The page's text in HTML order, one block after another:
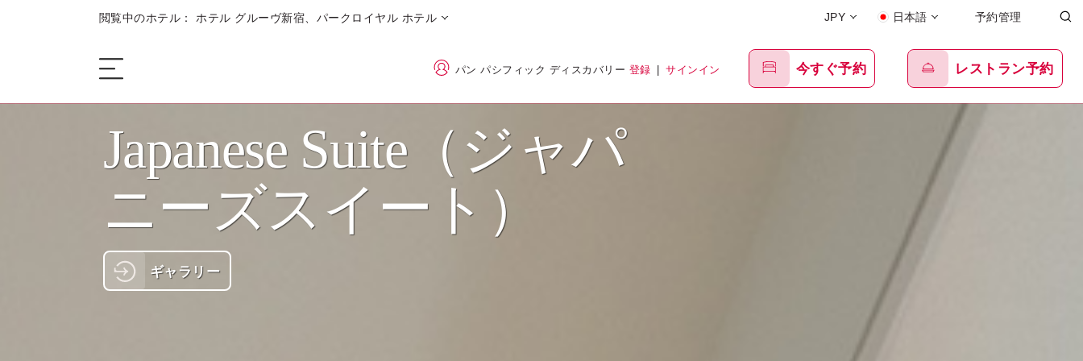
閲覧中のホテル： ホテル グルーヴ新宿、パークロイヤル ホテル JPY 日本語 予約管理
パン パシフィック ディスカバリー 登録 | サインイン 今すぐ予約 レストラン予約
ザ・ホテル
お食事 + お飲み物
Japanese Suite（ジャパ
ニーズスイート）
ギャラリー